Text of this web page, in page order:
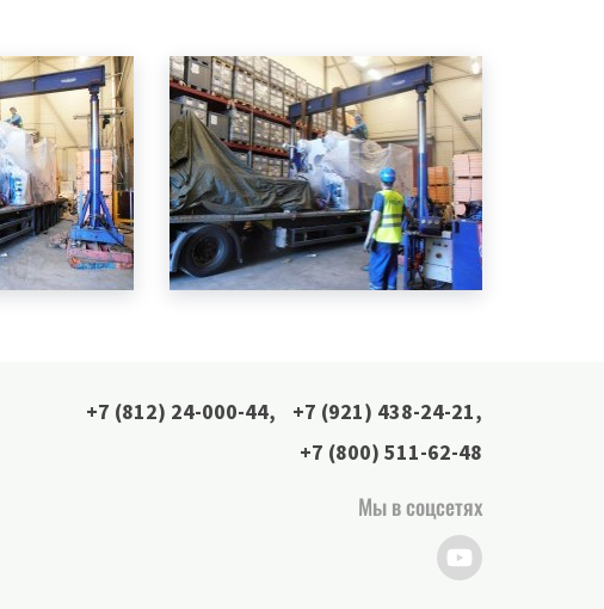
+7 (812) 24-000-44, +7 (921) 438-24-21,
+7 (800) 511-62-48
Мы в соцсетях